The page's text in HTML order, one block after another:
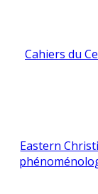
Cahiers du
Eastern